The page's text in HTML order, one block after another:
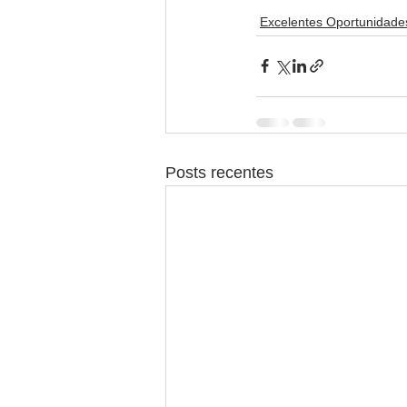
Excelentes
Posts recentes